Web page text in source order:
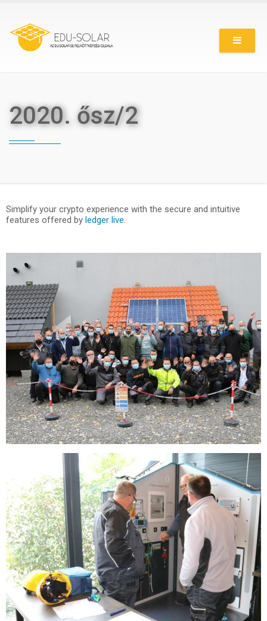
tartalomra
2020. ősz/2
Simplify your crypto experience with the secure and intuitive
features offered by ledger live.